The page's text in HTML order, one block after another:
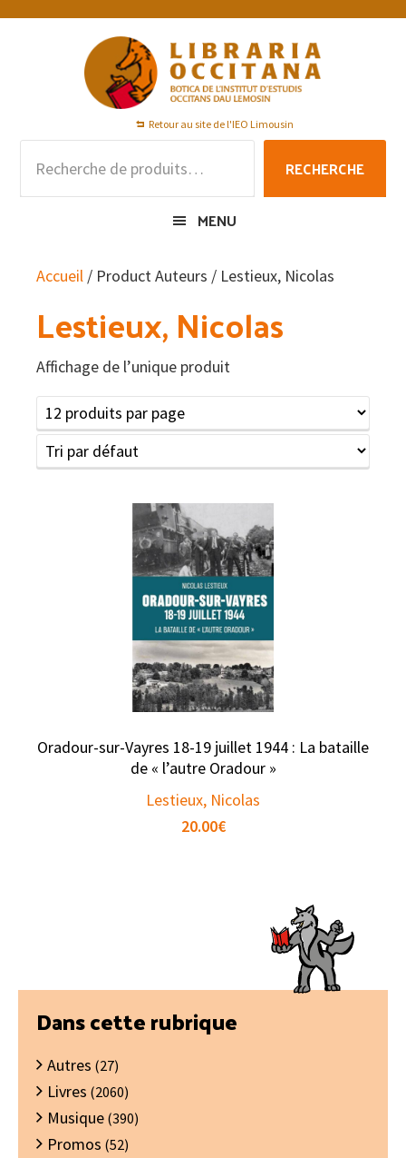
Passer
Passer
Passer
Retour au site de l'IEO Limousin
pour :
RECHERCHE
MENU
Accueil / Product Auteurs / Lestieux, Nicolas
Lestieux, Nicolas
Affichage de l’unique produit
Oradour-sur-Vayres 18-19 juillet 1944 : La bataille
de « l’autre Oradour »
Lestieux, Nicolas
20.00€
Barre
latérale
principale
Dans cette rubrique
Autres (27)
Livres (2060)
Musique (390)
Promos (52)